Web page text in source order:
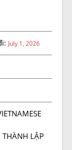
July 1, 2026
THÀNH LẬP